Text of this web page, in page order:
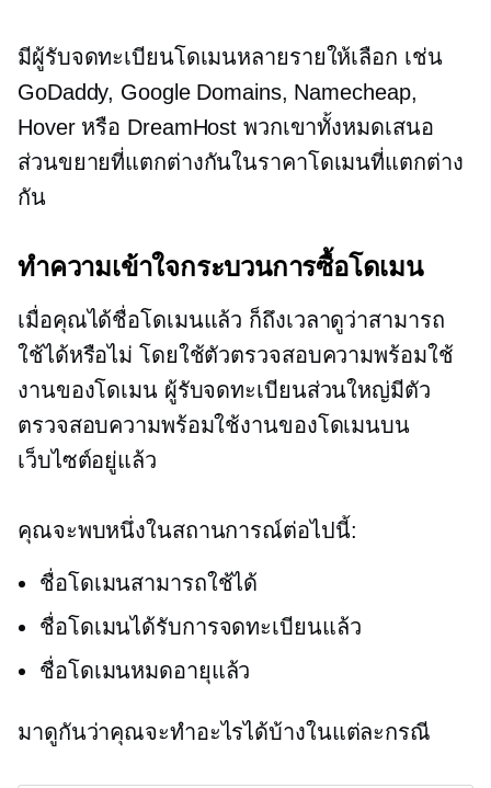
มีผู้รับจดทะเบียนโดเมนหลายรายให้เลือก เช่น
GoDaddy, Google Domains, Namecheap,
Hover หรือ DreamHost พวกเขาทั้งหมดเสนอ
ส่วนขยายที่แตกต่างกันในราคาโดเมนที่แตกต่าง
กัน
ทำความเข้าใจกระบวนการซื้อโดเมน
เมื่อคุณได้ชื่อโดเมนแล้ว ก็ถึงเวลาดูว่าสามารถ
ใช้ได้หรือไม่ โดยใช้ตัวตรวจสอบความพร้อมใช้
งานของโดเมน ผู้รับจดทะเบียนส่วนใหญ่มีตัว
ตรวจสอบความพร้อมใช้งานของโดเมนบน
เว็บไซต์อยู่แล้ว
คุณจะพบหนึ่งในสถานการณ์ต่อไปนี้:
ชื่อโดเมนสามารถใช้ได้
ชื่อโดเมนได้รับการจดทะเบียนแล้ว
ชื่อโดเมนหมดอายุแล้ว
มาดูกันว่าคุณจะทำอะไรได้บ้างในแต่ละกรณี